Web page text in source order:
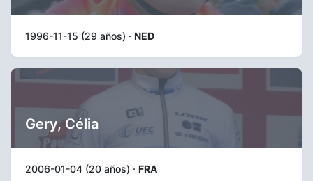
1996-11-15 (29 años) · NED
Gery, Célia
2006-01-04 (20 años) · FRA